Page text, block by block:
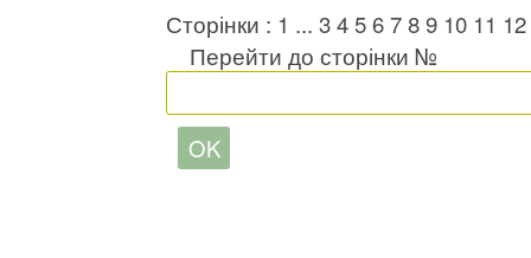
Сторінки : 1 ... 3456789 10 11 12
Перейти до сторінки №